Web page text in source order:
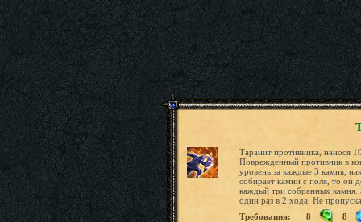
Таранит противника, нанося
Поврежденный противник в
уровень за каждые 3 камня,
собирает камни с поля, то он
каждый три собранных
один раз в 2 хода. Не
Требования:
8 8